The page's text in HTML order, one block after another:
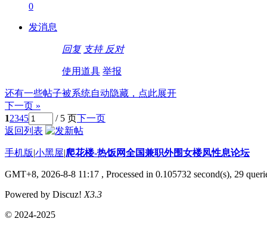
0
发消息
回复 支持 反对
使用道具 举报
还有一些帖子被系统自动隐藏，点此展开
下一页 »
12345 / 5 页下一页
返回列表
手机版|小黑屋|爬花楼-热饭网全国兼职外围女楼凤性息论坛
GMT+8, 2026-8-8 11:17 , Processed in 0.105732 second(s), 29
Powered by Discuz! X3.3
© 2024-2025